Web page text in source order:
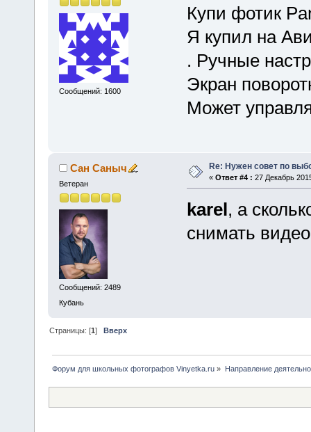
Сообщений: 1600
Купи фотик
Я купил на
. Ручные
Экран
Может
Сан Саныч
Ветеран
Сообщений: 2489
Кубань
Re: Нужен совет по
« Ответ #4 : 27 Декабрь
karel, а
снимать
Страницы: [1]Вверх
Форум для школьных фотографов Vinyetka.ru » Направление